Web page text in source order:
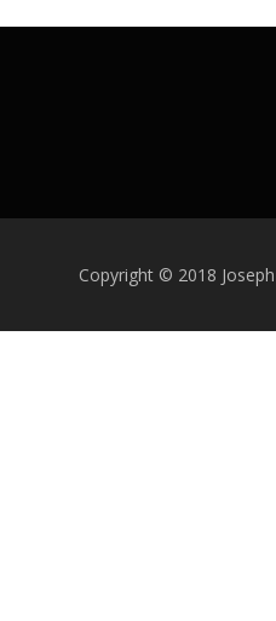
Copyright © 2018